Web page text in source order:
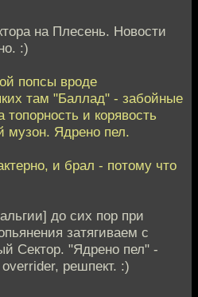
на Плесень. Новости
:)
попсы вроде
там "Баллад" - забойные
и корявость
музон. Ядрено пел.
и брал - потому что
до сих пор при
затягиваем с
Сектор. "Ядрено пел" -
решпект. :)